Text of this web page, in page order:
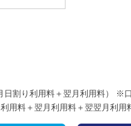
割り利用料＋翌月利用料） ※
用料＋翌月利用料＋翌翌月利用